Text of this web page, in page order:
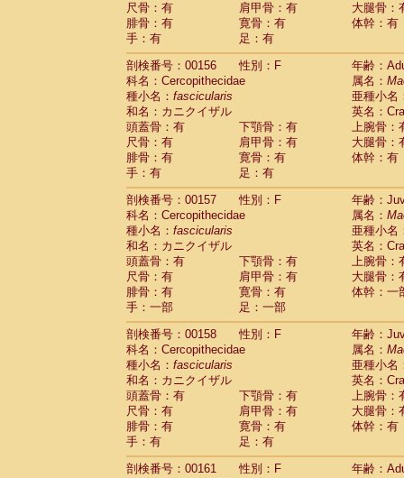
尺骨：有
肩甲骨：有
大腿骨：
腓骨：有
寛骨：有
体幹：有
手：有
足：有
剖検番号：00156
性別：F
年齢：
科名：Cercopithecidae
属名：
種小名： fascicularis
亜種小名
和名：カニクイザル
英名：
頭蓋骨：有
下顎骨：有
上腕骨：
尺骨：有
肩甲骨：有
大腿骨：
腓骨：有
寛骨：有
体幹：有
手：有
足：有
剖検番号：00157
性別：F
年齢：
科名：Cercopithecidae
属名：
種小名： fascicularis
亜種小名
和名：カニクイザル
英名：
頭蓋骨：有
下顎骨：有
上腕骨：
尺骨：有
肩甲骨：有
大腿骨：
腓骨：有
寛骨：有
体幹：一
手：一部
足：一部
剖検番号：00158
性別：F
年齢：
科名：Cercopithecidae
属名：
種小名： fascicularis
亜種小名
和名：カニクイザル
英名：
頭蓋骨：有
下顎骨：有
上腕骨：
尺骨：有
肩甲骨：有
大腿骨：
腓骨：有
寛骨：有
体幹：有
手：有
足：有
剖検番号：00161
性別：F
年齢：